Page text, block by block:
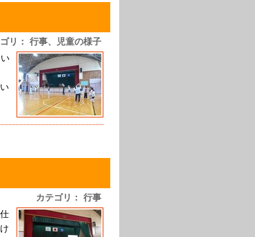
リ： 行事、児童の様子
カテゴリ： 行事